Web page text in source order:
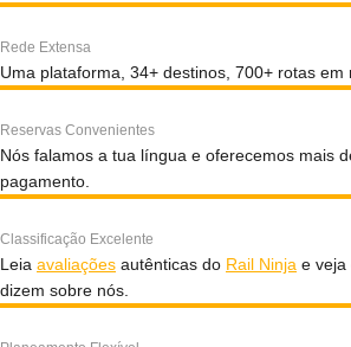
Rede Extensa
Uma plataforma, 34+ destinos, 700+ rotas em
Reservas Convenientes
Nós falamos a tua língua e oferecemos mais
pagamento.
Classificação Excelente
Leia avaliações autênticas do Rail Ninja e veja
dizem sobre nós.